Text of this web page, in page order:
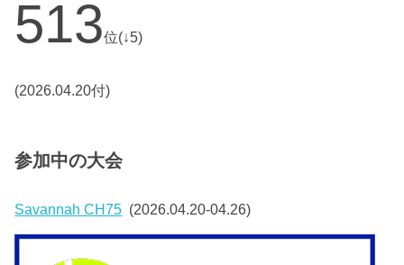
513位(↓5)
(2026.04.20付)
参加中の大会
Savannah CH75 (2026.04.20-04.26)